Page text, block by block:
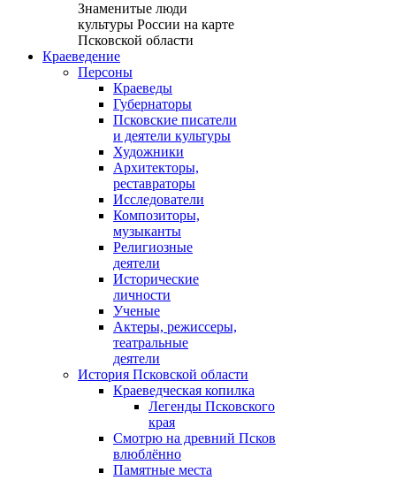
Знаменитые люди
культуры России на карте
Псковской области
Краеведение
Персоны
Краеведы
Губернаторы
Псковские писатели
и деятели культуры
Художники
Архитекторы,
реставраторы
Исследователи
Композиторы,
музыканты
Религиозные
деятели
Исторические
личности
Ученые
Актеры, режиссеры,
театральные
деятели
История Псковской области
Краеведческая копилка
Легенды Псковского
края
Смотрю на древний Псков
влюблённо
Памятные места